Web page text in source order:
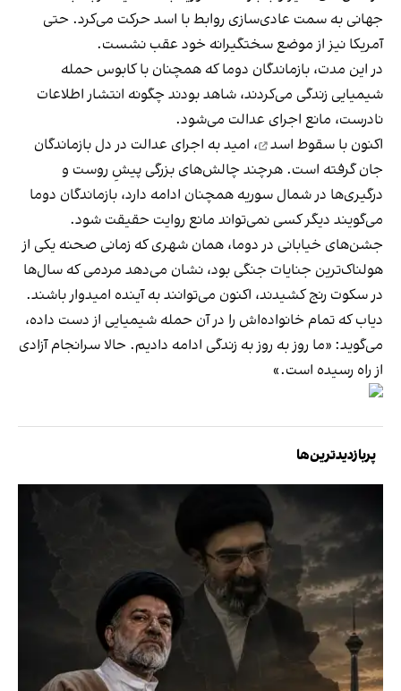
جهانی به سمت عادی‌سازی روابط با اسد حرکت می‌کرد. حتی
آمریکا نیز از موضع سختگیرانه خود عقب نشست.
در این مدت، بازماندگان دوما که همچنان با کابوس‌ حمله
شیمیایی زندگی می‌کردند، شاهد بودند چگونه انتشار اطلاعات
نادرست، مانع اجرای عدالت می‌شود.
اکنون با سقوط اسد
، امید به اجرای عدالت در دل بازماندگان
جان گرفته‌ است. هرچند چالش‌های بزرگی پیشِ روست و
درگیری‌ها در شمال سوریه همچنان ادامه دارد، بازماندگان دوما
می‌گویند دیگر کسی نمی‌تواند مانع روایت حقیقت شود.
جشن‌های خیابانی در دوما، همان شهری که زمانی صحنه یکی از
هولناک‌ترین جنایات جنگی بود، نشان می‌دهد مردمی که سال‌ها
در سکوت رنج کشیدند، اکنون می‌توانند به آینده امیدوار باشند.
دیاب که تمام خانواده‌اش را در آن حمله شیمیایی از دست داده،
می‌گوید: «ما روز به روز به زندگی ادامه دادیم. حالا سرانجام آزادی
از راه رسیده‌ است.»
پربازدیدترین‌ها